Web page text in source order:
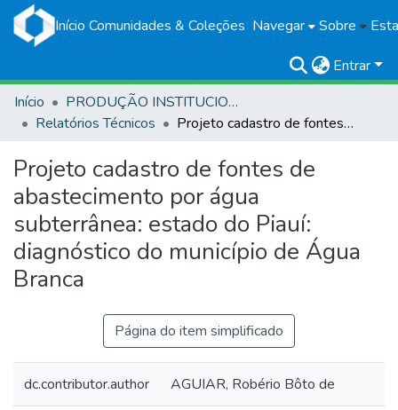
Início Comunidades & Coleções Navegar Sobre
Entrar
Início
PRODUÇÃO INSTITUCIONAL
Relatórios Técnicos
Projeto cadastro de fontes de abastecimento por água subterrânea: estado do Piauí: diagnóstico do município de Água Branca
Projeto cadastro de fontes de
abastecimento por água
subterrânea: estado do Piauí:
diagnóstico do município de Água
Branca
Página do item simplificado
dc.contributor.author AGUIAR, Robério Bôto de